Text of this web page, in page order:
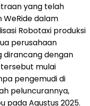
yang telah
dalam
Robotaxi produksi
perusahaan
dirancang dengan
mulai
pengemudi di
peluncurannya,
pada Agustus 2025.